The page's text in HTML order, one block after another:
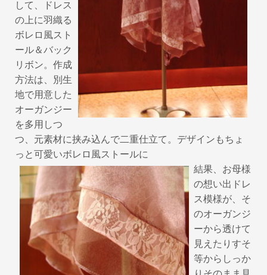
して、ドレス
の上に羽織る
ボレロ風スト
ール＆バック
リボン。作成
方法は、別生
地で用意した
オーガンジー
を多用しつ
つ、元素材に挟み込んで二重仕立て。デザインもちょ
っと可愛いボレロ風ストールに
結果、お母様
の想い出ドレ
ス模様が、そ
のオーガンジ
ーから透けて
見えたりすそ
等からしっか